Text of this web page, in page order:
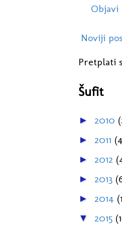
Objavi
Noviji
Pretplati
Šufit
► 2010
► 2011
► 2012
► 2013
► 2014
▼ 2015